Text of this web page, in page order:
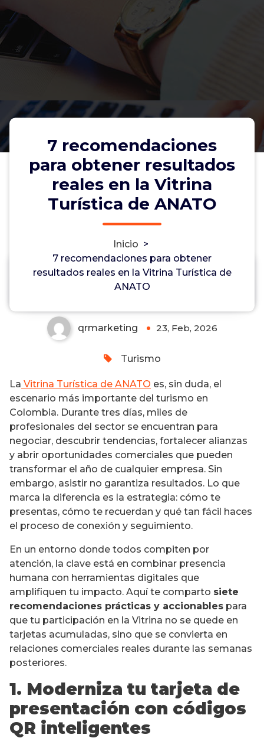
7 recomendaciones
para obtener resultados
reales en la Vitrina
Turística de ANATO
Inicio >
7 recomendaciones para obtener
resultados reales en la Vitrina Turística de
ANATO
7 recomendaciones para obtener
resultados reales en la Vitrina
Turística de ANATO
qrmarketing 23, Feb, 2026
Turismo
La Vitrina Turística de ANATO es, sin duda, el
escenario más importante del turismo en
Colombia. Durante tres días, miles de
profesionales del sector se encuentran para
negociar, descubrir tendencias, fortalecer alianzas
y abrir oportunidades comerciales que pueden
transformar el año de cualquier empresa. Sin
embargo, asistir no garantiza resultados. Lo que
marca la diferencia es la estrategia: cómo te
presentas, cómo te recuerdan y qué tan fácil haces
el proceso de conexión y seguimiento.
En un entorno donde todos compiten por
atención, la clave está en combinar presencia
humana con herramientas digitales que
amplifiquen tu impacto. Aquí te comparto siete
recomendaciones prácticas y accionables para
que tu participación en la Vitrina no se quede en
tarjetas acumuladas, sino que se convierta en
relaciones comerciales reales durante las semanas
posteriores.
1. Moderniza tu tarjeta de
presentación con códigos
QR inteligentes